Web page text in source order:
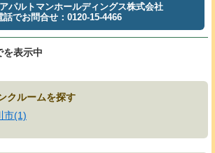
パルトマンホールディングス株式会社
話でお問合せ：0120-15-4466
を表示中
クルームを探す
市(1)